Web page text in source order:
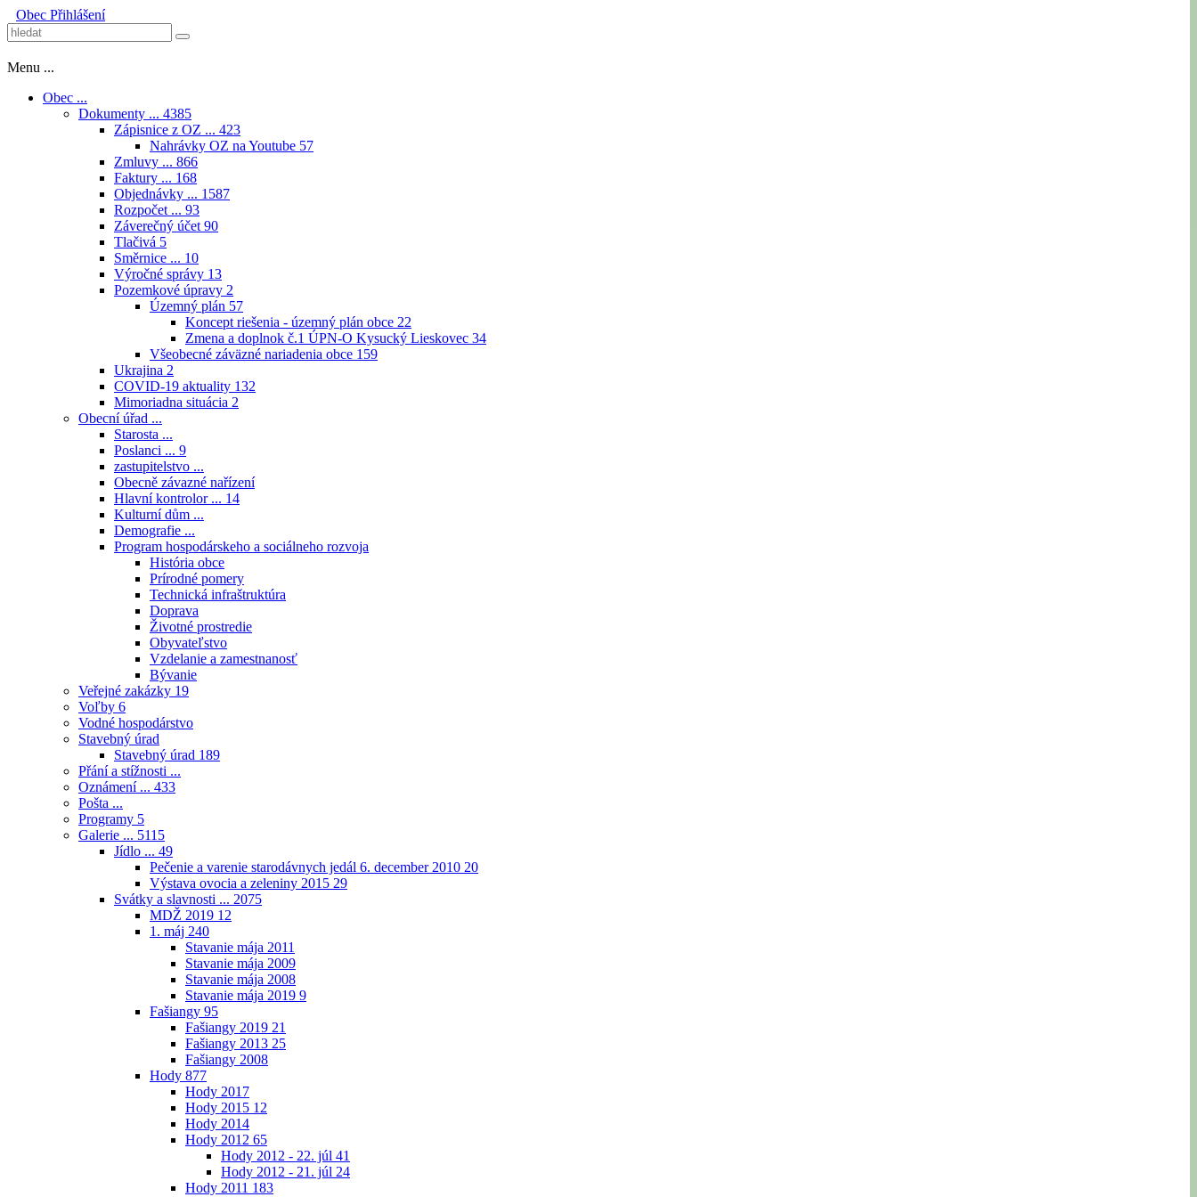
Obec Přihlášení
Menu ...
Obec ...
Dokumenty ... 4385
Zápisnice z OZ ... 423
Nahrávky OZ na Youtube 57
Zmluvy ... 866
Faktury ... 168
Objednávky ... 1587
Rozpočet ... 93
Záverečný účet 90
Tlačivá 5
Směrnice ... 10
Výročné správy 13
Pozemkové úpravy 2
Územný plán 57
Koncept riešenia - územný plán obce 22
Zmena a doplnok č.1 ÚPN-O Kysucký Lieskovec 34
Všeobecné záväzné nariadenia obce 159
Ukrajina 2
COVID-19 aktuality 132
Mimoriadna situácia 2
Obecní úřad ...
Starosta ...
Poslanci ... 9
zastupitelstvo ...
Obecně závazné nařízení
Hlavní kontrolor ... 14
Kulturní dům ...
Demografie ...
Program hospodárskeho a sociálneho rozvoja
História obce
Prírodné pomery
Technická infraštruktúra
Doprava
Životné prostredie
Obyvateľstvo
Vzdelanie a zamestnanosť
Bývanie
Veřejné zakázky 19
Voľby 6
Vodné hospodárstvo
Stavebný úrad
Stavebný úrad 189
Přání a stížnosti ...
Oznámení ... 433
Pošta ...
Programy 5
Galerie ... 5115
Jídlo ... 49
Pečenie a varenie starodávnych jedál 6. december 2010 20
Výstava ovocia a zeleniny 2015 29
Svátky a slavnosti ... 2075
MDŽ 2019 12
1. máj 240
Stavanie mája 2011
Stavanie mája 2009
Stavanie mája 2008
Stavanie mája 2019 9
Fašiangy 95
Fašiangy 2019 21
Fašiangy 2013 25
Fašiangy 2008
Hody 877
Hody 2017
Hody 2015 12
Hody 2014
Hody 2012 65
Hody 2012 - 22. júl 41
Hody 2012 - 21. júl 24
Hody 2011 183